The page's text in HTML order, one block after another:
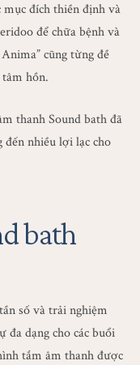
mục đích thiền định và
để chữa bệnh và
cũng từng đề
tâm hồn.
thanh Sound bath đã
nhiều lợi lạc cho
bath
số và trải nghiệm
đa dạng cho các buổi
tắm âm thanh được